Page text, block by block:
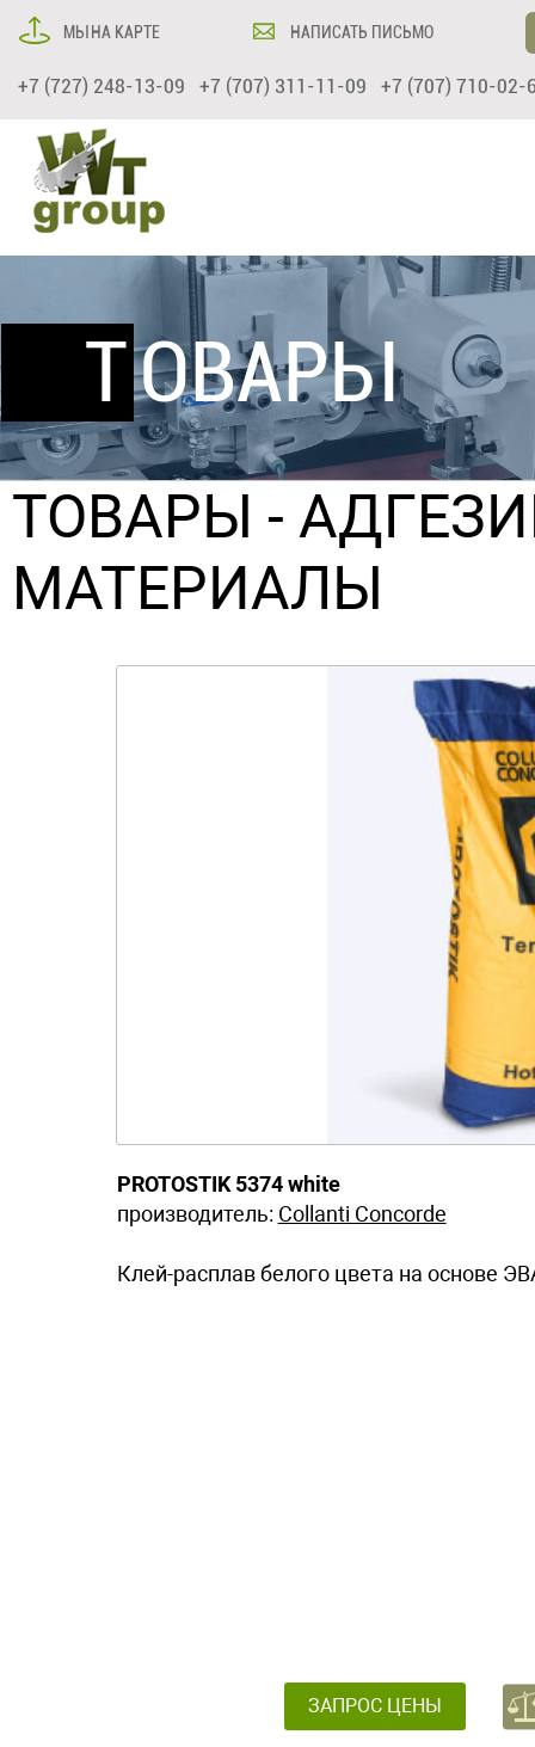
МЫ НА КАРТЕ НАПИСАТЬ ПИСЬМО
+7 (727) 248-13-09 +7 (707) 311-11-09 +7 (707) 710-02-
ТОВАРЫ
ТОВАРЫ -
МАТЕРИАЛЫ
PROTOSTIK 5374 white
производитель: Collanti Concorde
Клей-расплав белого цвета на основе
ЗАПРОС ЦЕНЫ